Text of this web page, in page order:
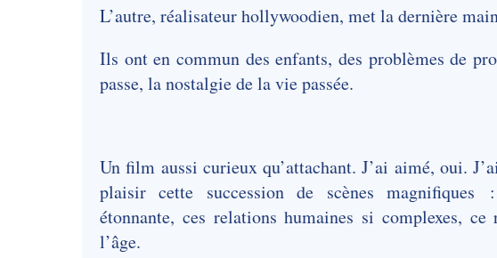
L’autre, réalisateur hollywoodien, met la dernière
Ils ont en commun des enfants, des problèmes de
passe, la nostalgie de la vie passée.
Un film aussi curieux qu’attachant. J’ai aimé, oui.
plaisir cette succession de scènes magnifiques
étonnante, ces relations humaines si complexes,
l’âge.